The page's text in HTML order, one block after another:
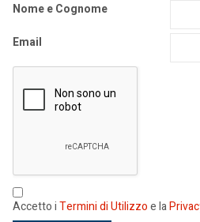
Nome e Cognome
Email
Accetto iTermini di Utilizzoe la